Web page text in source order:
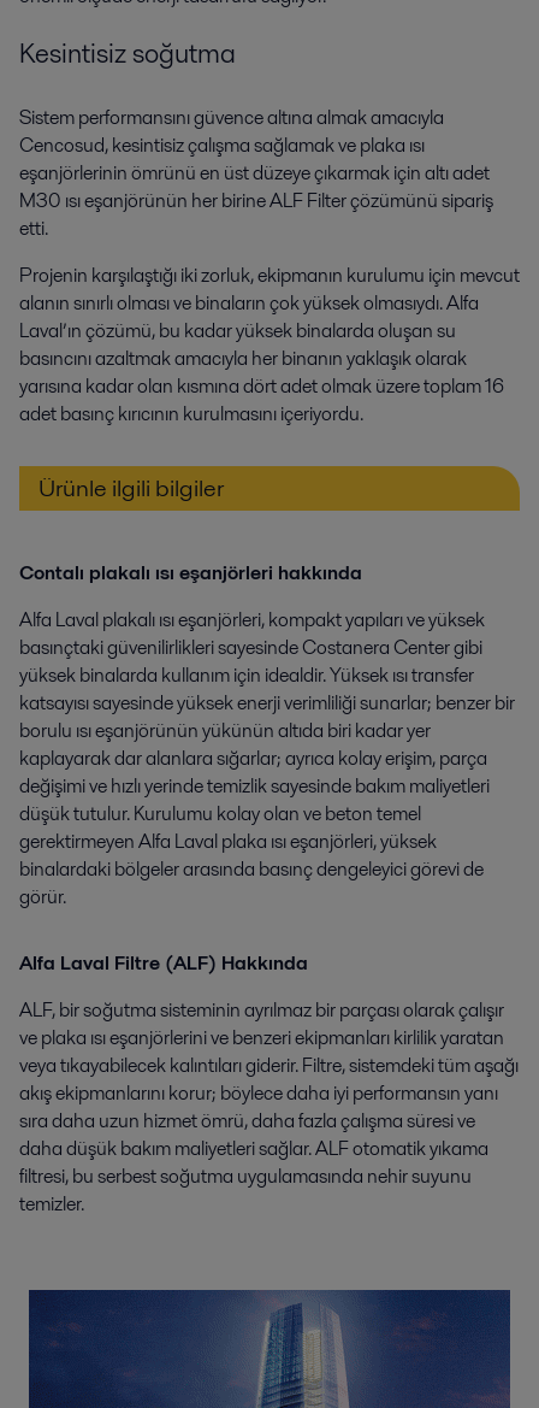
Kesintisiz soğutma
Sistem performansını güvence altına almak amacıyla
Cencosud, kesintisiz çalışma sağlamak ve plaka ısı
eşanjörlerinin ömrünü en üst düzeye çıkarmak için altı adet
M30 ısı eşanjörünün her birine ALF Filter çözümünü sipariş
etti.
Projenin karşılaştığı iki zorluk, ekipmanın kurulumu için mevcut
alanın sınırlı olması ve binaların çok yüksek olmasıydı. Alfa
Laval’ın çözümü, bu kadar yüksek binalarda oluşan su
basıncını azaltmak amacıyla her binanın yaklaşık olarak
yarısına kadar olan kısmına dört adet olmak üzere toplam 16
adet basınç kırıcının kurulmasını içeriyordu.
Ürünle ilgili bilgiler
Contalı plakalı ısı eşanjörleri hakkında
Alfa Laval plakalı ısı eşanjörleri, kompakt yapıları ve yüksek
basınçtaki güvenilirlikleri sayesinde Costanera Center gibi
yüksek binalarda kullanım için idealdir. Yüksek ısı transfer
katsayısı sayesinde yüksek enerji verimliliği sunarlar; benzer bir
borulu ısı eşanjörünün yükünün altıda biri kadar yer
kaplayarak dar alanlara sığarlar; ayrıca kolay erişim, parça
değişimi ve hızlı yerinde temizlik sayesinde bakım maliyetleri
düşük tutulur. Kurulumu kolay olan ve beton temel
gerektirmeyen Alfa Laval plaka ısı eşanjörleri, yüksek
binalardaki bölgeler arasında basınç dengeleyici görevi de
görür.
Alfa Laval Filtre (ALF) Hakkında
ALF, bir soğutma sisteminin ayrılmaz bir parçası olarak çalışır
ve plaka ısı eşanjörlerini ve benzeri ekipmanları kirlilik yaratan
veya tıkayabilecek kalıntıları giderir. Filtre, sistemdeki tüm aşağı
akış ekipmanlarını korur; böylece daha iyi performansın yanı
sıra daha uzun hizmet ömrü, daha fazla çalışma süresi ve
daha düşük bakım maliyetleri sağlar. ALF otomatik yıkama
filtresi, bu serbest soğutma uygulamasında nehir suyunu
temizler.